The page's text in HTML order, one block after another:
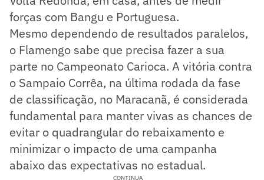
forças com Bangu e Portuguesa.
Mesmo dependendo de resultados paralelos,
o Flamengo sabe que precisa fazer a sua
parte no Campeonato Carioca. A vitória contra
o Sampaio Corrêa, na última rodada da fase
de classificação, no Maracanã, é considerada
fundamental para manter vivas as chances de
evitar o quadrangular do rebaixamento e
minimizar o impacto de uma campanha
abaixo das expectativas no estadual.
CONTINUA